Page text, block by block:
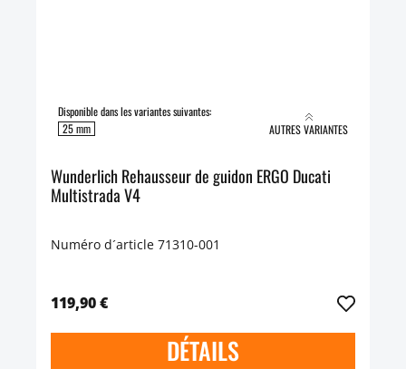
Disponible dans les variantes suivantes:
25 mm
AUTRES VARIANTES
Wunderlich Rehausseur de guidon ERGO Ducati
Multistrada V4
Numéro d´article 71310-001
119,90 €
DÉTAILS